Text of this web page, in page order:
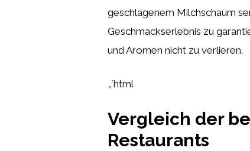
geschlagenem Milchschaum
Geschmackserlebnis zu
und Aromen nicht zu verlieren.
„`html
Vergleich der
Restaurants